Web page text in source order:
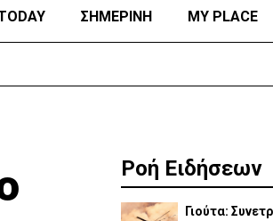
ΣΗΜΕΡΙΝΗ MY PLACE
Ροή Ειδήσεων
Γιούτα: